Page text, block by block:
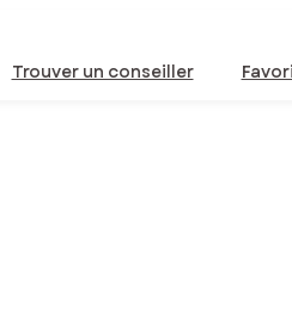
Trouver un conseiller